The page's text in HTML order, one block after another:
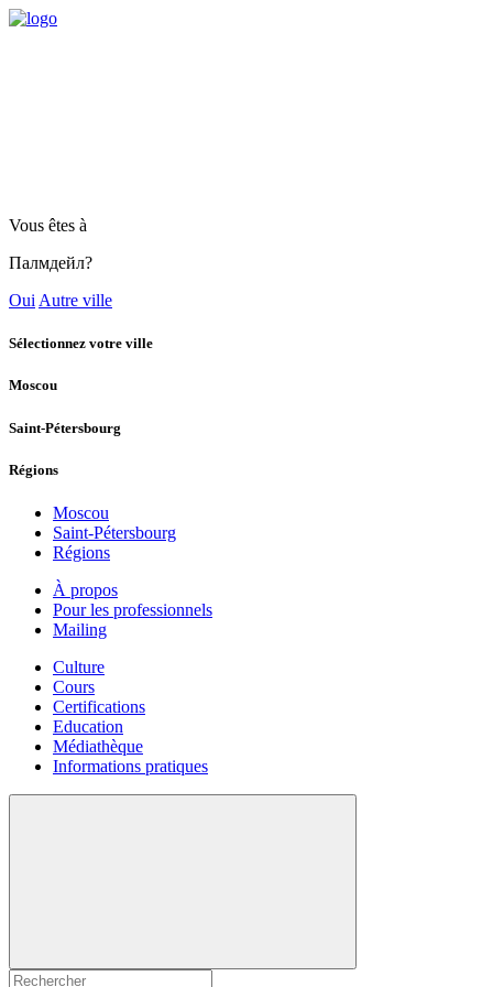
Vous êtes à
Палмдейл?
Oui Autre ville
Sélectionnez votre ville
Moscou
Saint-Pétersbourg
Régions
Moscou
Saint-Pétersbourg
Régions
À propos
Pour les professionnels
Mailing
Culture
Cours
Certifications
Education
Médiathèque
Informations pratiques